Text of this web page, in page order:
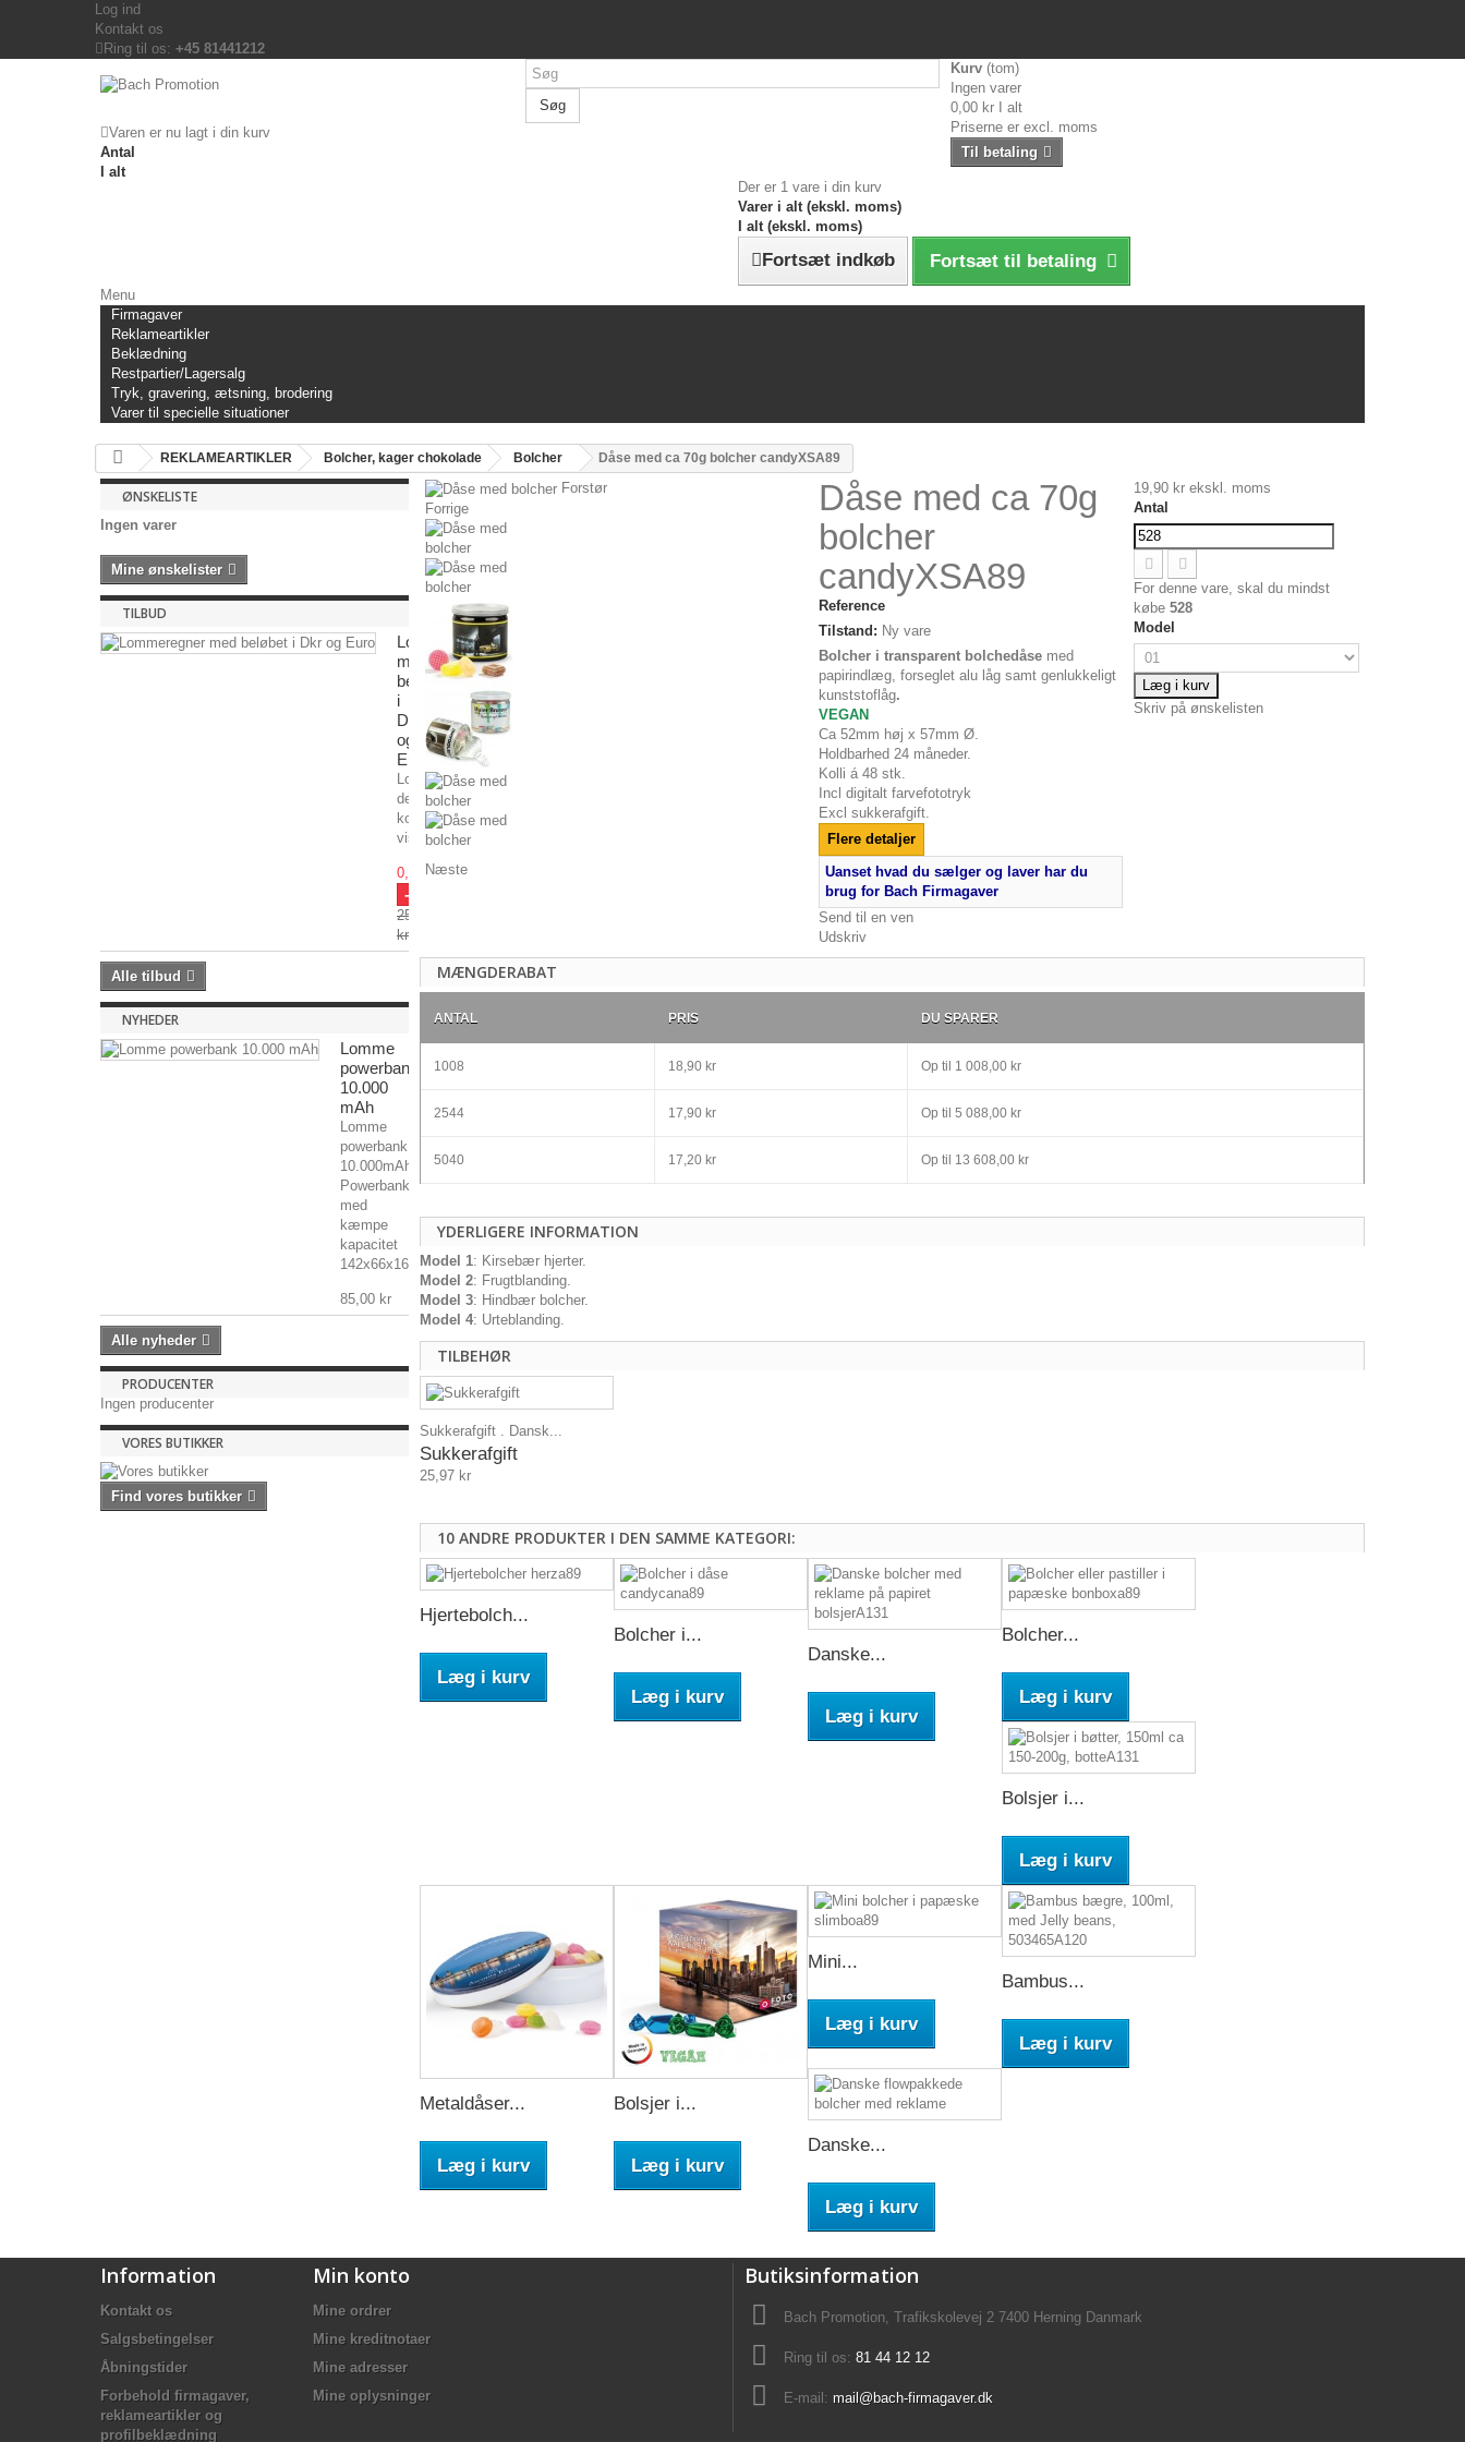
Log ind
Kontakt os
Ring til os: +45 81441212
Søg
Kurv (tom)
Ingen varer
0,00 kr
I alt
Priserne er excl. moms
Til betaling
Varen er nu lagt i din kurv
Antal
I alt
Der er 1 vare i din kurv
Varer i alt (ekskl. moms)
I alt (ekskl. moms)
Fortsæt indkøb Fortsæt til betaling
Menu
Firmagaver
Reklameartikler
Beklædning
Restpartier/Lagersalg
Tryk, gravering, ætsning, brodering
Varer til specielle situationer
REKLAMEARTIKLER Bolcher, kager chokolade Bolcher Dåse med ca 70g bolcher candyXSA89
ØNSKELISTE
Ingen varer
Mine ønskelister
TILBUD
Lommeregner
med
beløb
i
Dkr
og
Euro
Lommeregner
der
konstant
viser...
0,00 kr
-99.99%
25,00
kr
Alle tilbud
NYHEDER
Lomme
powerbank
10.000
mAh
Lomme
powerbank
10.000mAh
Powerbank
med
kæmpe
kapacitet
142x66x16mm,...
85,00 kr
Alle nyheder
PRODUCENTER
Ingen producenter
VORES BUTIKKER
Find vores butikker
Forstør
Forrige
Næste
Dåse med ca 70g
bolcher
candyXSA89
Reference
Tilstand: Ny vare
Bolcher i transparent bolchedåse med
papirindlæg, forseglet alu låg samt genlukkeligt
kunststoflåg.
VEGAN
Ca 52mm høj x 57mm Ø.
Holdbarhed 24 måneder.
Kolli á 48 stk.
Incl digitalt farvefototryk
Excl sukkerafgift.
Flere detaljer
Uanset hvad du sælger og laver har du
brug for Bach Firmagaver
Send til en ven
Udskriv
19,90 kr ekskl. moms
Antal
For denne vare, skal du mindst
købe528
Model
Læg i kurv
Skriv på ønskelisten
MÆNGDERABAT
ANTAL PRIS DU SPARER
1008 18,90 kr Op til 1 008,00 kr
2544 17,90 kr Op til 5 088,00 kr
5040 17,20 kr Op til 13 608,00 kr
YDERLIGERE INFORMATION
Model 1: Kirsebær hjerter.
Model 2: Frugtblanding.
Model 3: Hindbær bolcher.
Model 4: Urteblanding.
TILBEHØR
Sukkerafgift . Dansk...
Sukkerafgift
25,97 kr
10 ANDRE PRODUKTER I DEN SAMME KATEGORI:
Hjertebolch...
Læg i kurv
Bolcher i...
Læg i kurv
Danske...
Læg i kurv
Bolcher...
Læg i kurv
Bolsjer i...
Læg i kurv
Metaldåser...
Læg i kurv
Bolsjer i...
Læg i kurv
Mini...
Læg i kurv
Bambus...
Læg i kurv
Danske...
Læg i kurv
Information
Kontakt os
Salgsbetingelser
Åbningstider
Forbehold firmagaver,
reklameartikler og
profilbeklædning
Min konto
Mine ordrer
Mine kreditnotaer
Mine adresser
Mine oplysninger
Butiksinformation
Bach Promotion, Trafikskolevej 2 7400 Herning Danmark
Ring til os: 81 44 12 12
E-mail: mail@bach-firmagaver.dk